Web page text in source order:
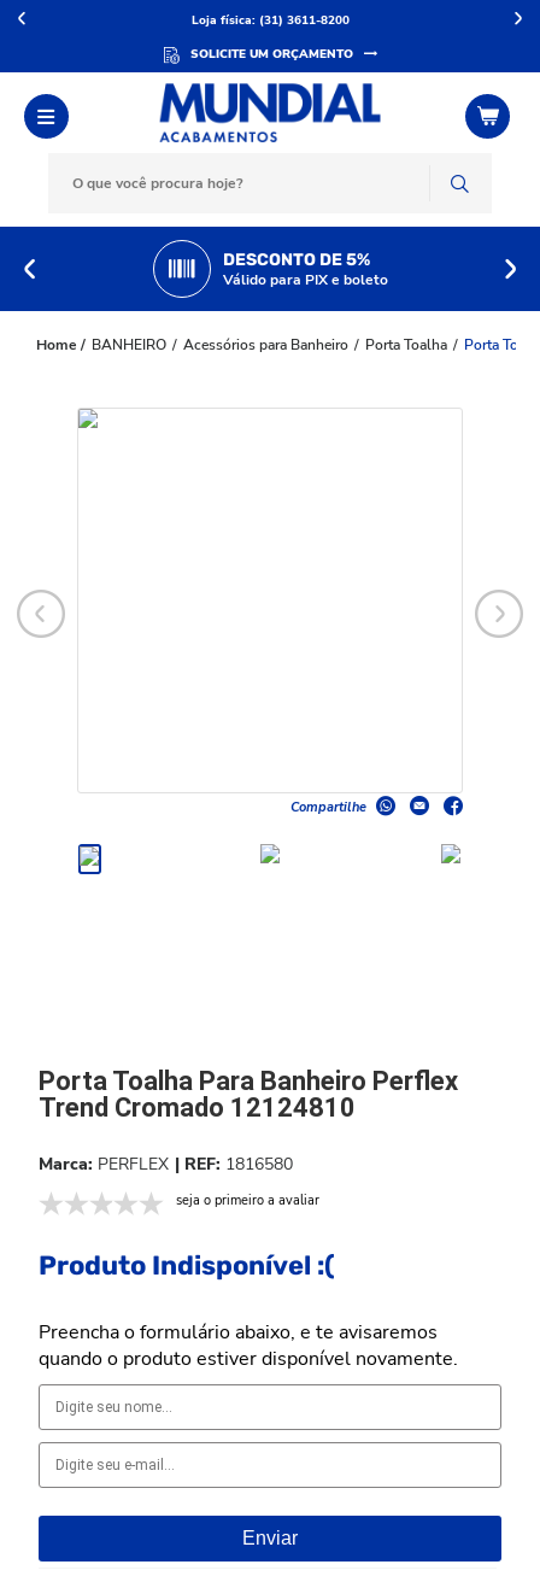
Loja física: (31) 3611-8200
SOLICITE UM ORÇAMENTO
DESCONTO DE 5%
Válido para PIX e boleto
BANHEIRO Acessórios para Banheiro Porta Toalha Porta
Compartilhe
Porta Toalha Para Banheiro Perflex
Trend Cromado 12124810
PERFLEX 1816580
seja o primeiro a avaliar
Produto Indisponível :(
Preencha o formulário abaixo, e te avisaremos
quando o produto estiver disponível novamente.